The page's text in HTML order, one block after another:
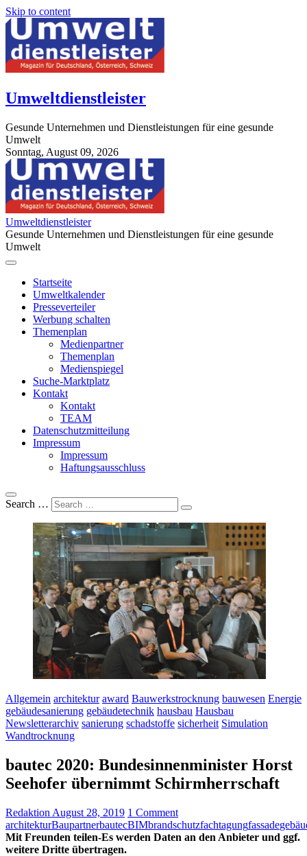
Skip to content
Umweltdienstleister
Gesunde Unternehmen und Dienstleistungen für eine gesunde
Umwelt
Sonntag, August 09, 2026
StuttgartApotheke.com
Umweltdienstleister
Gesunde Unternehmen und Dienstleistungen für eine gesunde
Umwelt
Startseite
Umweltkalender
Presseverteiler
Werbung schalten
Themenplan
Medienpartner
Themenplan
Medienspiegel
Suche-Marktplatz
Kontakt
Kontakt
TEAM
Datenschutzmitteilung
Impressum
Impressum
Haftungsausschluss
Search …
Allgemein architektur award Bauwerkstrocknung bauwesen Energie
gebäudesanierung gebäudetechnik hausbau Hausbau
Newsletterarchiv sanierung schadstoffe sicherheit Simulation
Wandtrocknung
bautec 2020: Bundesinnenminister Horst
Seehofer übernimmt Schirmherrschaft
Redaktion August 28, 2019 1 Comment
architekturBaupartnerbautecBIMbrandschutzfachtagungfassade
Mit Freunden teilen-Es werden Daten an den Anbieter und ggf.
weitere Dritte übertragen.